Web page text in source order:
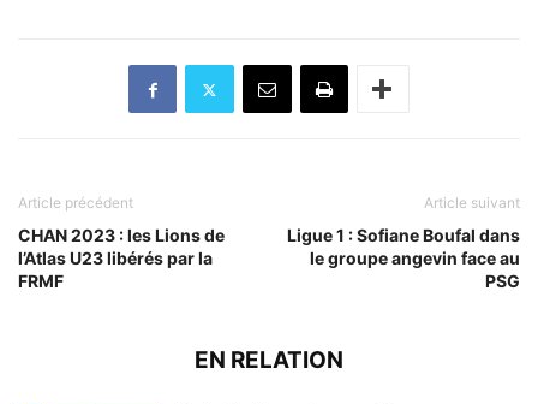
Article précédent
CHAN 2023 : les Lions de
l’Atlas U23 libérés par la
FRMF
Article suivant
Ligue 1 : Sofiane Boufal dans
le groupe angevin face au
PSG
EN RELATION